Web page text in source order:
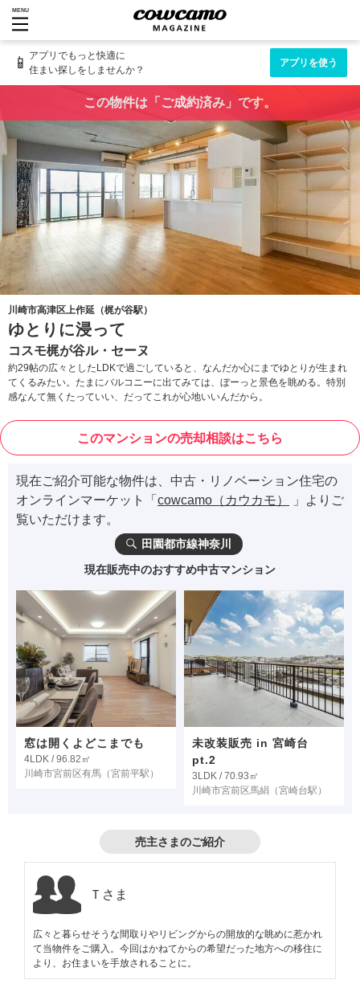
MENU
📱 アプリでもっと快適に
住まい探しをしませんか？
アプリを使う
この物件は「ご成約済み」です。
川崎市高津区上作延（梶が谷駅）
ゆとりに浸って
コスモ梶が谷ル・セーヌ
約29帖の広々としたLDKで過ごしていると、なんだか心にまでゆとりが生まれ
てくるみたい。たまにバルコニーに出てみては、ぼーっと景色を眺める。特別
感なんて無くたっていい、だってこれが心地いいんだから。
このマンションの売却相談はこちら
現在ご紹介可能な物件は、中古・リノベーション住宅の
オンラインマーケット「 cowcamo（カウカモ）
」よりご
覧いただけます。
田園都市線神奈川
現在販売中のおすすめ中古マンション
窓は開くよどこまでも
4LDK / 96.82㎡
川崎市宮前区有馬 （宮前平駅）
未改装販売 in 宮崎台
pt.2
3LDK / 70.93㎡
川崎市宮前区馬絹 （宮崎台駅）
売主さまのご紹介
Ｔさま
広々と暮らせそうな間取りやリビングからの開放的な眺めに惹かれ
て当物件をご購入。今回はかねてからの希望だった地方への移住に
より、お住まいを手放されることに。